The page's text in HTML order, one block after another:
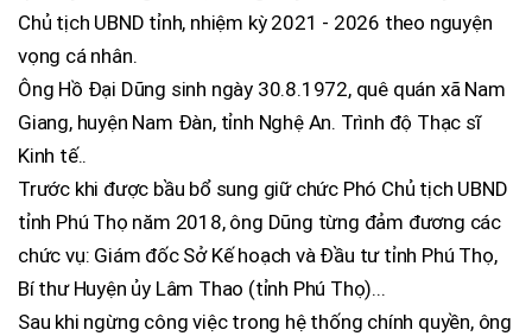
Chủ tịch UBND tỉnh, nhiệm kỳ 2021 - 2026 theo nguyện
vọng cá nhân.
Ông Hồ Đại Dũng sinh ngày 30.8.1972, quê quán xã Nam
Giang, huyện Nam Đàn, tỉnh Nghệ An. Trình độ Thạc sĩ
Kinh tế..
Trước khi được bầu bổ sung giữ chức Phó Chủ tịch UBND
tỉnh Phú Thọ năm 2018, ông Dũng từng đảm đương các
chức vụ: Giám đốc Sở Kế hoạch và Đầu tư tỉnh Phú Thọ,
Bí thư Huyện ủy Lâm Thao (tỉnh Phú Thọ)...
Sau khi ngừng công việc trong hệ thống chính quyền, ông